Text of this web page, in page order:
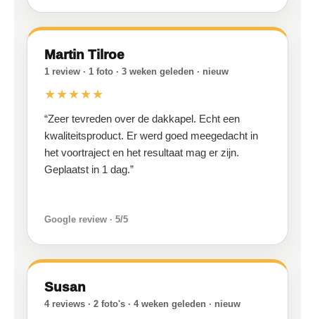
Martin Tilroe
1 review · 1 foto · 3 weken geleden · nieuw
★★★★★
“Zeer tevreden over de dakkapel. Echt een
kwaliteitsproduct. Er werd goed meegedacht in
het voortraject en het resultaat mag er zijn.
Geplaatst in 1 dag.”
Google review · 5/5
Susan
4 reviews · 2 foto's · 4 weken geleden · nieuw